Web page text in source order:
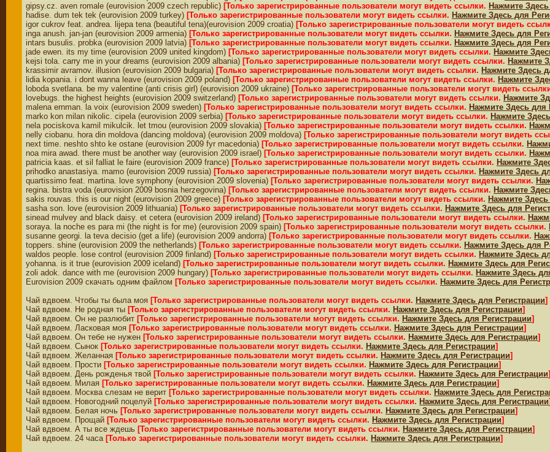
gipsy.cz. aven romale (eurovision 2009 czech republic) [Только зарегистрированные пользователи могут видеть ссылки. Нажмите
hadise. dum tek tek (eurovision 2009 turkey) [Только зарегистрированные пользователи могут видеть ссылки. Нажмите Здесь для
igor cukrov feat. andrea. lijepa tena (beautiful tena)(eurovision 2009 croatia) [Только зарегистрированные пользователи могут видеть
inga anush. jan-jan (eurovision 2009 armenia) [Только зарегистрированные пользователи могут видеть ссылки. Нажмите Здесь для
intars busulis. probka (eurovision 2009 latvia) [Только зарегистрированные пользователи могут видеть ссылки. Нажмите Здесь для
jade ewen. its my time (eurovision 2009 united kingdom) [Только зарегистрированные пользователи могут видеть ссылки. Нажмите
kejsi tola. carry me in your dreams (eurovision 2009 albania) [Только зарегистрированные пользователи могут видеть ссылки. Нажмите
krassimir avramov. illusion (eurovision 2009 bulgaria) [Только зарегистрированные пользователи могут видеть ссылки. Нажмите Здесь
lidia kopania. i dont wanna leave (eurovision 2009 poland) [Только зарегистрированные пользователи могут видеть ссылки. Нажмите
loboda svetlana. be my valentine (anti crisis girl) (eurovision 2009 ukraine) [Только зарегистрированные пользователи могут видеть
lovebugs. the highest heights (eurovision 2009 switzerland) [Только зарегистрированные пользователи могут видеть ссылки. Нажмите
malena ernman. la voix (eurovision 2009 sweden) [Только зарегистрированные пользователи могут видеть ссылки. Нажмите Здесь для
marko kon milan nikolic. cipela (eurovision 2009 serbia) [Только зарегистрированные пользователи могут видеть ссылки. Нажмите
nela pociskova kamil mikulcik. let tmou (eurovision 2009 slovakia) [Только зарегистрированные пользователи могут видеть ссылки.
nelly ciobanu. hora din moldova (dancing moldova) (eurovision 2009 moldova) [Только зарегистрированные пользователи могут видеть
next time. neshto shto ke ostane (eurovision 2009 fyr macedonia) [Только зарегистрированные пользователи могут видеть ссылки.
noa mira awad. there must be another way (eurovision 2009 israel) [Только зарегистрированные пользователи могут видеть ссылки.
patricia kaas. et sil falliat le faire (eurovision 2009 france) [Только зарегистрированные пользователи могут видеть ссылки. Нажмите
prihodko anastasiya. mamo (eurovision 2009 russia) [Только зарегистрированные пользователи могут видеть ссылки. Нажмите Здесь
quartissimo feat. martina. love symphony (eurovision 2009 slovenia) [Только зарегистрированные пользователи могут видеть ссылки.
regina. bistra voda (eurovision 2009 bosnia herzegovina) [Только зарегистрированные пользователи могут видеть ссылки. Нажмите
sakis rouvas. this is our night (eurovision 2009 greece) [Только зарегистрированные пользователи могут видеть ссылки. Нажмите Здесь
sasha son. love (eurovision 2009 lithuania) [Только зарегистрированные пользователи могут видеть ссылки. Нажмите Здесь для
sinead mulvey and black daisy. et cetera (eurovision 2009 ireland) [Только зарегистрированные пользователи могут видеть ссылки.
soraya. la noche es para mi (the night is for me) (eurovision 2009 spain) [Только зарегистрированные пользователи могут видеть ссылки.
susanne georgi. la teva decisio (get a life) (eurovision 2009 andorra) [Только зарегистрированные пользователи могут видеть ссылки.
toppers. shine (eurovision 2009 the netherlands) [Только зарегистрированные пользователи могут видеть ссылки. Нажмите Здесь для
waldos people. lose control (eurovision 2009 finland) [Только зарегистрированные пользователи могут видеть ссылки. Нажмите Здесь
yohanna. is it true (eurovision 2009 iceland) [Только зарегистрированные пользователи могут видеть ссылки. Нажмите Здесь для
zoli adok. dance with me (eurovision 2009 hungary) [Только зарегистрированные пользователи могут видеть ссылки. Нажмите Здесь
Eurovision 2009 скачать одним файлом [Только зарегистрированные пользователи могут видеть ссылки. Нажмите Здесь для
Чай вдвоем. Чтобы ты была моя [Только зарегистрированные пользователи могут видеть ссылки. Нажмите Здесь для Регистрации]
Чай вдвоем. Не родная ты [Только зарегистрированные пользователи могут видеть ссылки. Нажмите Здесь для Регистрации]
Чай вдвоем. Он не разлюбит [Только зарегистрированные пользователи могут видеть ссылки. Нажмите Здесь для Регистрации]
Чай вдвоем. Ласковая моя [Только зарегистрированные пользователи могут видеть ссылки. Нажмите Здесь для Регистрации]
Чай вдвоем. Он тебе не нужен [Только зарегистрированные пользователи могут видеть ссылки. Нажмите Здесь для Регистрации]
Чай вдвоем. Сынок [Только зарегистрированные пользователи могут видеть ссылки. Нажмите Здесь для Регистрации]
Чай вдвоем. Желанная [Только зарегистрированные пользователи могут видеть ссылки. Нажмите Здесь для Регистрации]
Чай вдвоем. Прости [Только зарегистрированные пользователи могут видеть ссылки. Нажмите Здесь для Регистрации]
Чай вдвоем. День рожденья твой [Только зарегистрированные пользователи могут видеть ссылки. Нажмите Здесь для Регистрации]
Чай вдвоем. Милая [Только зарегистрированные пользователи могут видеть ссылки. Нажмите Здесь для Регистрации]
Чай вдвоем. Москва слезам не верит [Только зарегистрированные пользователи могут видеть ссылки. Нажмите Здесь для
Чай вдвоем. Новогодний поцелуй [Только зарегистрированные пользователи могут видеть ссылки. Нажмите Здесь для Регистрации]
Чай вдвоем. Белая ночь [Только зарегистрированные пользователи могут видеть ссылки. Нажмите Здесь для Регистрации]
Чай вдвоем. Прощай [Только зарегистрированные пользователи могут видеть ссылки. Нажмите Здесь для Регистрации]
Чай вдвоем. А ты все ждешь [Только зарегистрированные пользователи могут видеть ссылки. Нажмите Здесь для Регистрации]
Чай вдвоем. 24 часа [Только зарегистрированные пользователи могут видеть ссылки. Нажмите Здесь для Регистрации]